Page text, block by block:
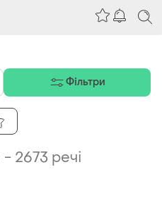
- 2673 речі
Фільтри